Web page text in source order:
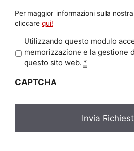
Per maggiori informazioni sulla
cliccare qui!
r
a
y
Utilizzando questo modulo
memorizzazione e la gestione
questo sito web. *
CAPTCHA